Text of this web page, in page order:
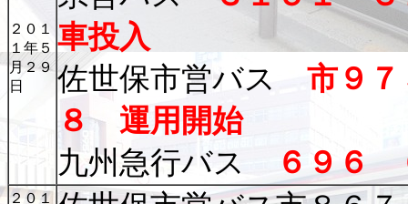
２０１
１年５
月２９
日
車投入
佐世保市営バス 市９
８ 運用開始
九州急行バス
６９６
２０１